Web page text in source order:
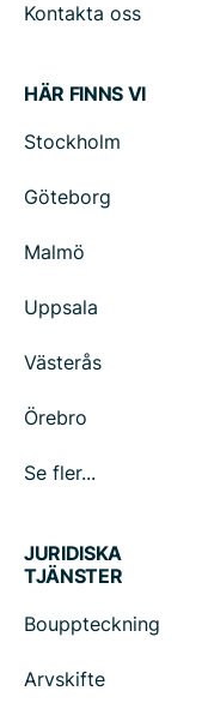
Kontakta oss
HÄR FINNS VI
Stockholm
Göteborg
Malmö
Uppsala
Västerås
Örebro
Se fler...
JURIDISKA
TJÄNSTER
Bouppteckning
Arvskifte